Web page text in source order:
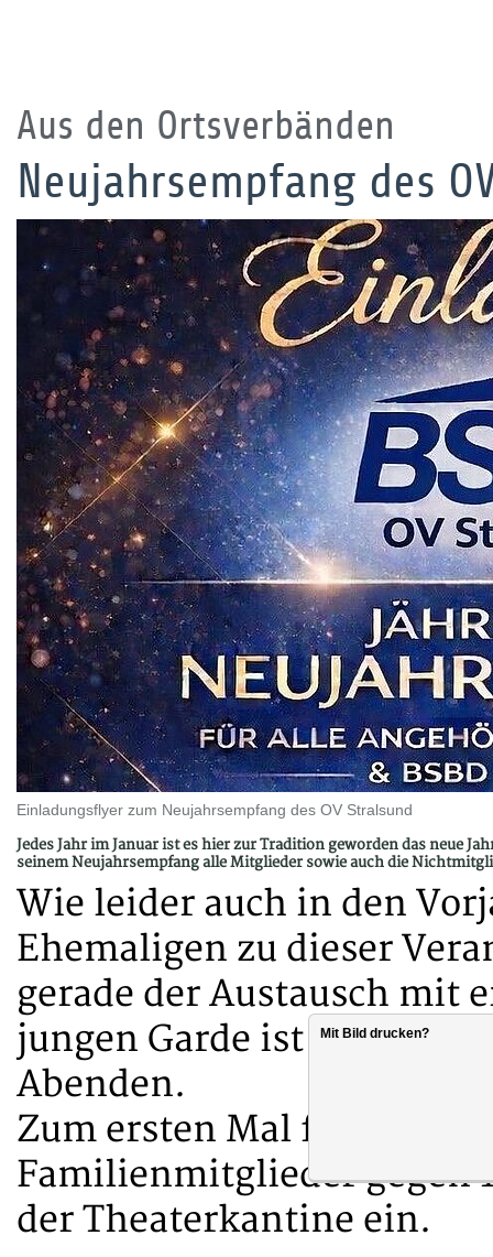
Aus den Ortsverbänden
Neujahrsempfang des
Einladungsflyer zum Neujahrsempfang des OV Stralsund
Jedes Jahr im Januar ist es hier zur Tradition geworden das neue
seinem Neujahrsempfang alle Mitglieder sowie auch die
Wie leider auch in den
Ehemaligen zu dieser
gerade der Austausch mit
jungen Garde ist doch
Abenden.
Zum ersten Mal fanden
Familienmitglieder gegen
der Theaterkantine ein.
Mit Bild drucken?